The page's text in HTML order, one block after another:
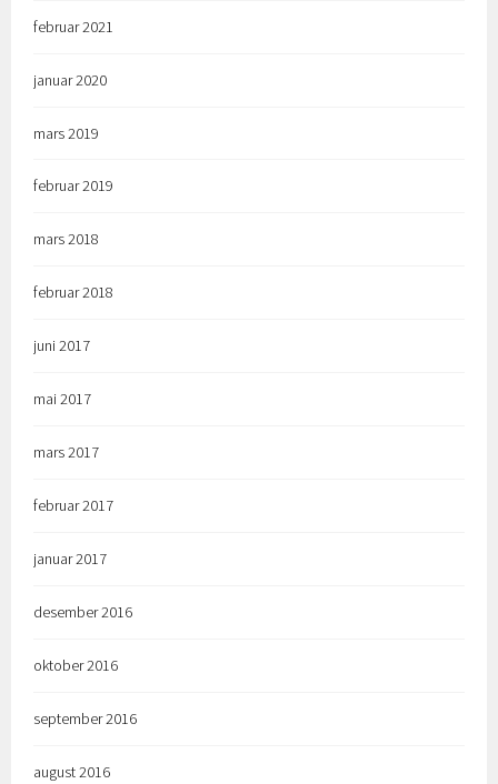
februar 2021
januar 2020
mars 2019
februar 2019
mars 2018
februar 2018
juni 2017
mai 2017
mars 2017
februar 2017
januar 2017
desember 2016
oktober 2016
september 2016
august 2016